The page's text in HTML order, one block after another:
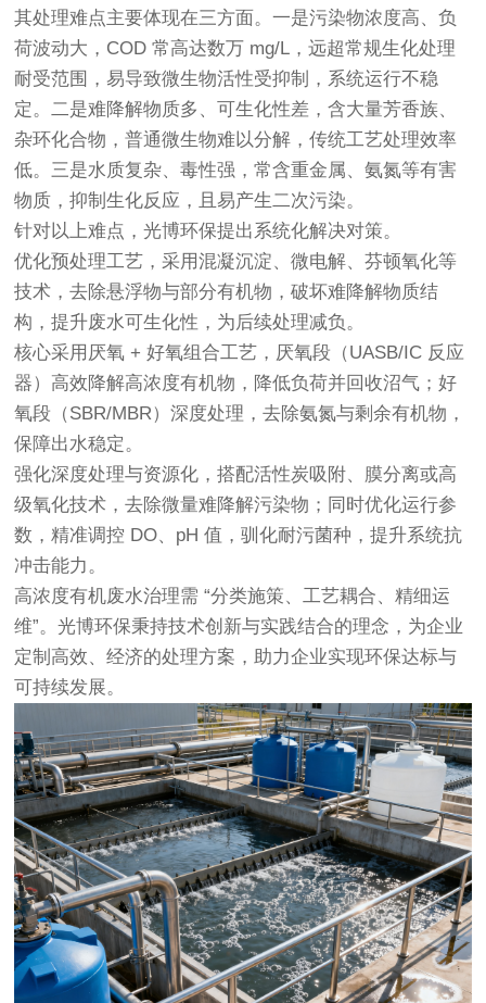
其处理难点主要体现在三方面。一是污染物浓度高、负
荷波动大，COD 常高达数万 mg/L，远超常规生化处理
耐受范围，易导致微生物活性受抑制，系统运行不稳
定。二是难降解物质多、可生化性差，含大量芳香族、
杂环化合物，普通微生物难以分解，传统工艺处理效率
低。三是水质复杂、毒性强，常含重金属、氨氮等有害
物质，抑制生化反应，且易产生二次污染。
针对以上难点，光博环保提出系统化解决对策。
优化预处理工艺，采用混凝沉淀、微电解、芬顿氧化等
技术，去除悬浮物与部分有机物，破坏难降解物质结
构，提升废水可生化性，为后续处理减负。
核心采用厌氧 + 好氧组合工艺，厌氧段（UASB/IC 反应
器）高效降解高浓度有机物，降低负荷并回收沼气；好
氧段（SBR/MBR）深度处理，去除氨氮与剩余有机物，
保障出水稳定。
强化深度处理与资源化，搭配活性炭吸附、膜分离或高
级氧化技术，去除微量难降解污染物；同时优化运行参
数，精准调控 DO、pH 值，驯化耐污菌种，提升系统抗
冲击能力。
高浓度有机废水治理需 “分类施策、工艺耦合、精细运
维”。光博环保秉持技术创新与实践结合的理念，为企业
定制高效、经济的处理方案，助力企业实现环保达标与
可持续发展。